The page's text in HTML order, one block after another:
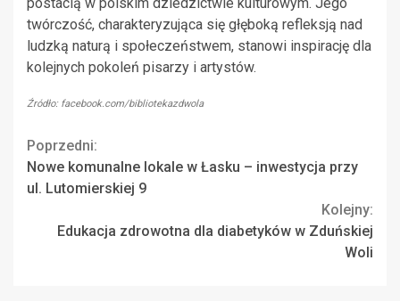
twórczość, charakteryzująca się głęboką refleksją nad
ludzką naturą i społeczeństwem, stanowi inspirację dla
kolejnych pokoleń pisarzy i artystów.
Źródło: facebook.com/bibliotekazdwola
Continue
Reading
Poprzedni:
Nowe komunalne lokale w Łasku – inwestycja przy
ul. Lutomierskiej 9
Kolejny:
Edukacja zdrowotna dla diabetyków w Zduńskiej
Woli